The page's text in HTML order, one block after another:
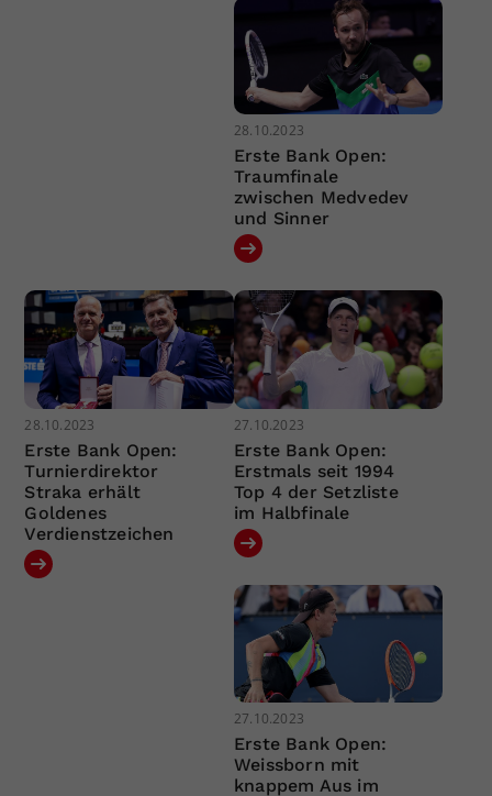
28.10.2023
Erste Bank Open:
Traumfinale
zwischen Medvedev
und Sinner
28.10.2023
Erste Bank Open:
Turnierdirektor
Straka erhält
Goldenes
Verdienstzeichen
27.10.2023
Erste Bank Open:
Erstmals seit 1994
Top 4 der Setzliste
im Halbfinale
27.10.2023
Erste Bank Open:
Weissborn mit
knappem Aus im